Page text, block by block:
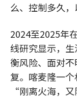
么、控制多久
2024至2025年
线研究显示，
衡风险、面对
复。喀麦隆一
“刚离火海，